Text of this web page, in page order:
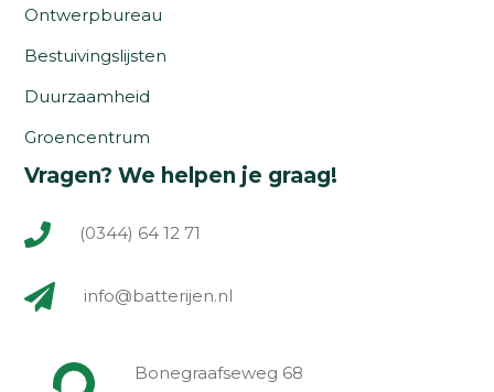
Ontwerpbureau
Bestuivingslijsten
Duurzaamheid
Groencentrum
Vragen? We helpen je graag!
(0344) 64 12 71
info@batterijen.nl
Bonegraafseweg 68